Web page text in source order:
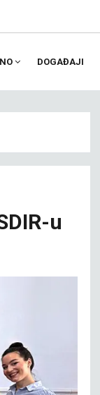
DOGAĐAJI
u